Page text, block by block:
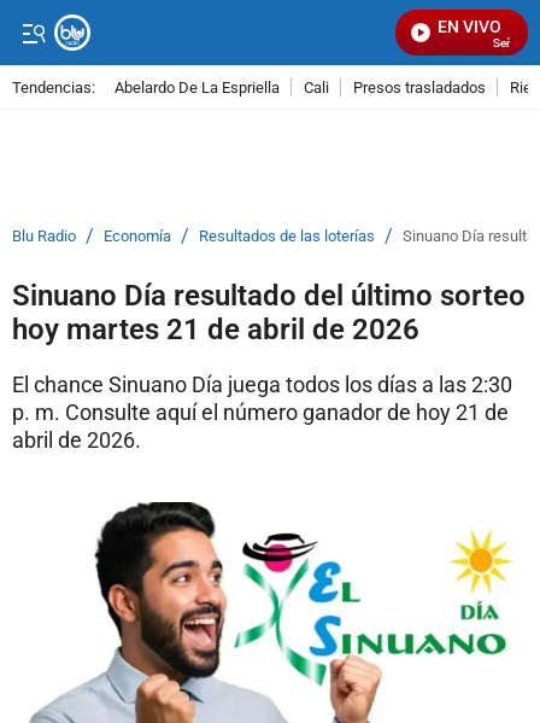
EN VIVO
Señal
Tendencias: Abelardo De La Espriella Cali Presos trasladados
Blu Radio / Economía / Resultados de las loterías / Sinuano Día
Sinuano Día resultado del último sorteo
hoy martes 21 de abril de 2026
El chance Sinuano Día juega todos los días a las 2:30
p. m. Consulte aquí el número ganador de hoy 21 de
abril de 2026.